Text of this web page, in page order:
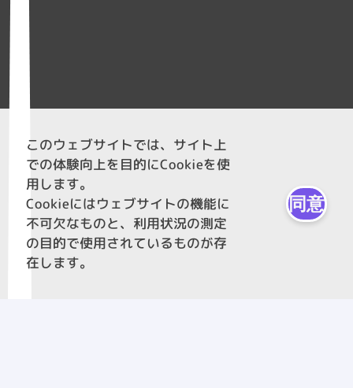
このウェブサイトでは、サイト上
での体験向上を目的にCookieを使
用します。
Cookieにはウェブサイトの機能に
不可欠なものと、利用状況の測定
の目的で使用されているものが存
在します。
同意